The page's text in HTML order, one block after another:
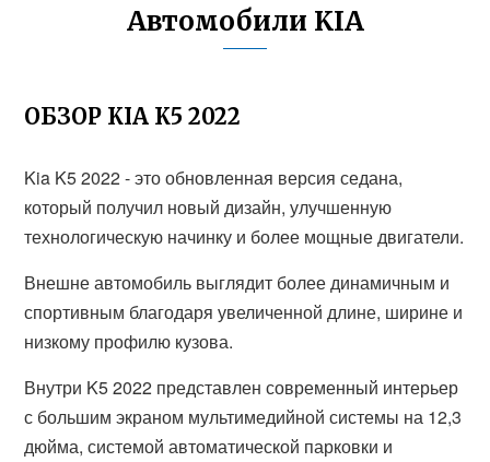
Автомобили KIA
ОБЗОР KIA K5 2022
Kia K5 2022 - это обновленная версия седана,
который получил новый дизайн, улучшенную
технологическую начинку и более мощные двигатели.
Внешне автомобиль выглядит более динамичным и
спортивным благодаря увеличенной длине, ширине и
низкому профилю кузова.
Внутри K5 2022 представлен современный интерьер
с большим экраном мультимедийной системы на 12,3
дюйма, системой автоматической парковки и